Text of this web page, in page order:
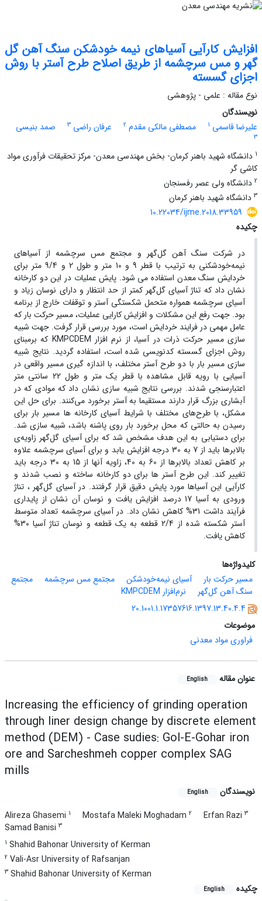
افزایش کارآیی آسیاهای نیمه خودشکن سنگ آهن گل
گهر و مس سرچشمه از طریق اصلاح طرح آستر با روش
اجزای گسسته
نوع مقاله : علمی - پژوهشی
نویسندگان
علیرضا قاسمی 1 مصطفی مالکی مقدم 2 عرفان راضی 3 صمد بنیسی
3
1 دانشگاه شهید باهنر کرمان- بخش مهندسی معدن- مرکز تحقیقات فرآوری مواد
کاشی گر
2 دانشگاه ولی عصر رفسنجان
3 دانشگاه شهید باهنر کرمان
10.22034/ijme.2018.33959
چکیده
در شرکت سنگ آهن گل‌گهر و مجتمع مس سرچشمه از آسیاهای
نیمه‌خودشکنی به ترتیب با قطر 9 و 10 متر و طول 2 و 9/4 متر برای
خردایش سنگ معدن استفاده می شود. پایش عملیات در این دو کارخانه
نشان داد که تناژ آسیای گل‌گهر کمتر از حد انتظار و دارای نوسان زیاد و
آسیای سرچشمه همواره متحمل شکستگی آستر و توقفات خارج از برنامه
بود. جهت رفع این مشکلات و افزایش کارایی عملیات، مسیر حرکت بار که
عامل مهمی در فرایند خردایش است، مورد بررسی قرار گرفت. جهت شبیه
سازی مسیر حرکت ذرات در آسیا، از نرم افزار KMPCDEM که برمبنای
روش اجزای گسسته کدنویسی شده است، استفاده گردید. نتایج شبیه
سازی مسیر بار با دو طرح آستر مختلف، با اندازه گیری مسیر واقعی در
آسیایی با رویه قابل مشاهده با قطر یک متر و طول 22 سانتی متر
اعتبارسنجی شدند. بررسی نتایج شبیه سازی نشان داد که موادی که در
آبشاری بزرگ قرار دارند مستقیما به آستر برخورد می‌کنند. برای حل این
مشکل، با طرح‌های مختلف با شرایط آسیای کارخانه ها مسیر بار برای
رسیدن به حالتی که محل برخورد بار روی پاشنه باشد، شبیه سازی شد.
برای دستیابی به این هدف مشخص شد که برای آسیای گل‌گهر زاویه‌ی
بالابرها باید از 7 به 30 درجه افزایش یابد و برای آسیای سرچشمه علاوه
بر کاهش تعداد بالابرها از 60 به 40، زاویه آنها از 15 به 30 درجه باید
تغییر کند. این طرح آستر ها برای دو کارخانه ساخته و نصب شدند و
کارآیی این آسیاها مورد پایش دقیق قرار گرفتند. در آسیای گل‌گهر ، تناژ
ورودی به آسیا 17 درصد افزایش یافت و نوسان آن نشان از پایداری
فرآیند داشت 31% کاهش نشان داد. در آسیای سرچشمه تعداد متوسط
آستر شکسته شده از 2/4 قطعه به یک قطعه و نوسان تناژ آسیا 30%
کاهش یافت.
کلیدواژه‌ها
مسیر حرکت بار
آسیای نیمه‌خودشکن مجتمع مس سرچشمه
مجتمع
سنگ آهن گل‌گهر
نرم‌افزار KMPCDEM
20.1001.1.17357616.1397.13.40.4.4
موضوعات
فراوری مواد معدنی
عنوان مقاله English
Increasing the efficiency of grinding operation
through liner design change by discrete element
method (DEM) - Case sudies: Gol-E-Gohar iron
ore and Sarcheshmeh copper complex SAG
mills
نویسندگان English
Alireza Ghasemi 1 Mostafa Maleki Moghadam 2 Erfan Razi 3
Samad Banisi 3
1 Shahid Bahonar University of Kerman
2 Vali-Asr University of Rafsanjan
3 Shahid Bahonar University of Kerman
چکیده
English